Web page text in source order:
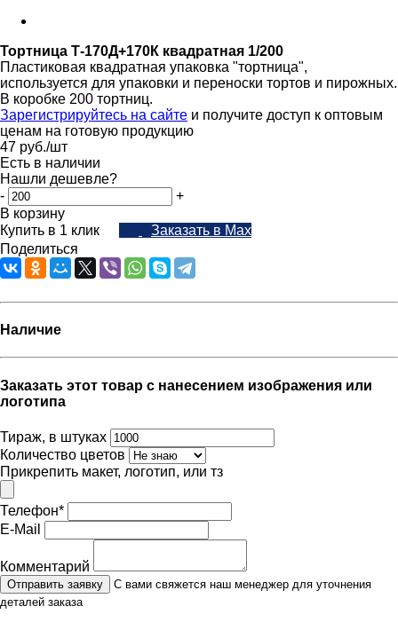
Тортница Т-170Д+170К квадратная 1/200
Пластиковая квадратная упаковка "тортница",
используется для упаковки и переноски тортов и пирожных.
В коробке 200 тортниц.
Зарегистрируйтесь на сайте и получите доступ к оптовым
ценам на готовую продукцию
47 руб./шт
Есть в наличии
Нашли дешевле?
-
+
В корзину
Купить в 1 клик
Заказать в Max
Поделиться
Наличие
Заказать этот товар с нанесением изображения или
логотипа
Тираж, в штуках
Количество цветов
Прикрепить макет, логотип, или тз
Телефон*
E-Mail
Комментарий
Отправить заявку
С вами свяжется наш менеджер для уточнения
деталей заказа